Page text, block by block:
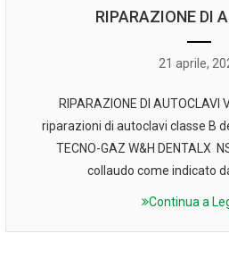
RIPARAZIONE DI
21 aprile,
RIPARAZIONE DI
riparazioni di autoclavi classe B
TECNO-GAZ W&H DENTALX
collaudo come indicato
Continua a